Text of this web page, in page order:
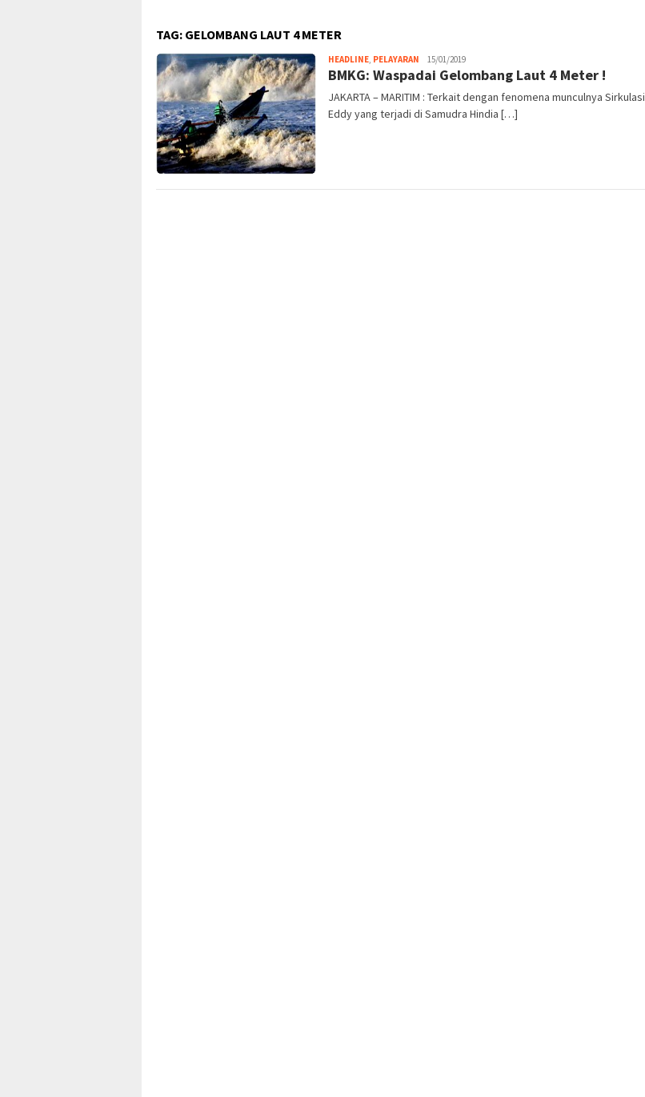
TAG: GELOMBANG LAUT 4 METER
HEADLINE, PELAYARAN admin
15/01/2019
BMKG: Waspadai Gelombang Laut 4 Meter !
JAKARTA – MARITIM : Terkait dengan fenomena munculnya Sirkulasi
Eddy yang terjadi di Samudra Hindia […]